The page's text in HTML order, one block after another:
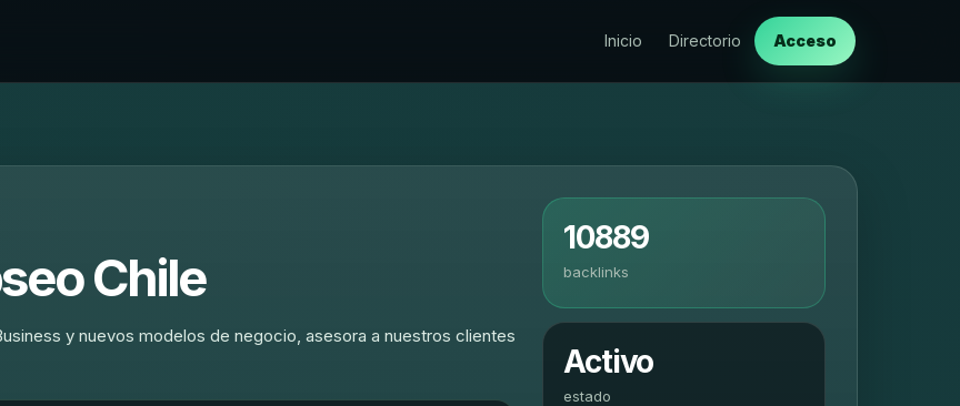
Inicio Directorio Acceso
Chile
y nuevos modelos de negocio, asesora a nuestros clientes
10889
backlinks
Activo
estado